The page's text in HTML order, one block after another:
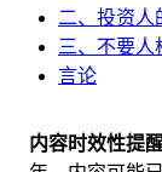
二、投资人
三、不要人
言论
内容时效性提